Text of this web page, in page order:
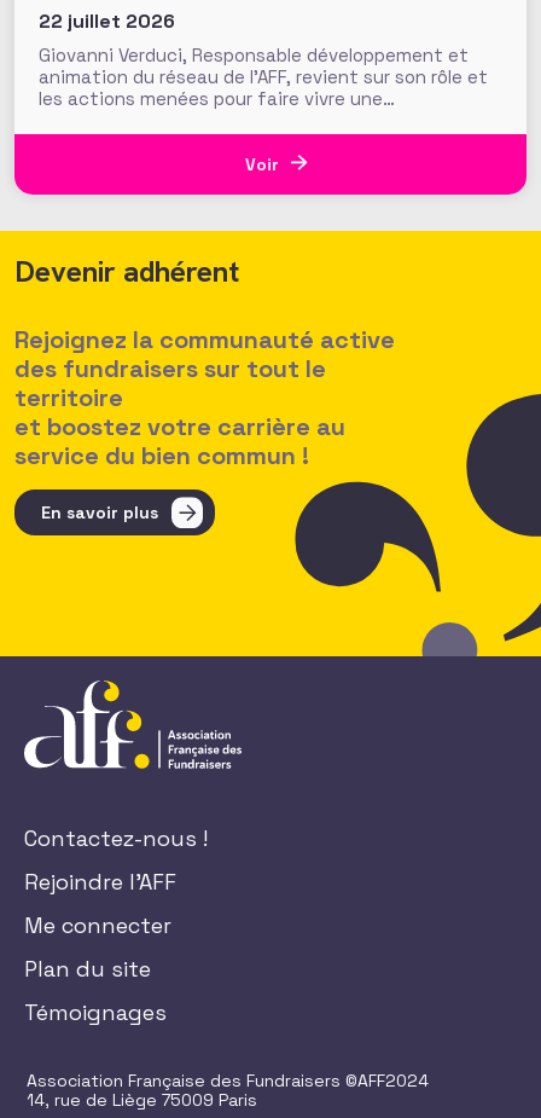
22 juillet 2026
Giovanni Verduci, Responsable développement et
animation du réseau de l’AFF, revient sur son rôle et
les actions menées pour faire vivre une
L’AFF c’est une équipe, mais c’est aussi et surtout
un réseau. Vous, nos 1350 adhérents, faites la
Voir
Devenir adhérent
Rejoignez la communauté active
des fundraisers sur tout le
territoire
et boostez votre carrière au
service du bien commun !
En savoir plus
Contactez-nous !
Rejoindre l'AFF
Me connecter
Plan du site
Témoignages
Association Française des Fundraisers ©AFF2024
14, rue de Liège 75009 Paris